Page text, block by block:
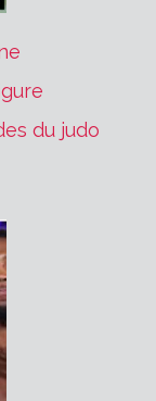
du judo